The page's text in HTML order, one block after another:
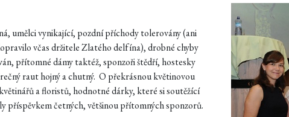
umělci vynikající, pozdní příchody tolerovány (ani
včas držitele Zlatého delfína), drobné chyby
přítomné dámy taktéž, sponzoři štědří, hostesky
raut hojný a chutný. O překrásnou květinovou
a floristů, hodnotné dárky, které si soutěžící
příspěvkem četných, většinou přítomných sponzorů.